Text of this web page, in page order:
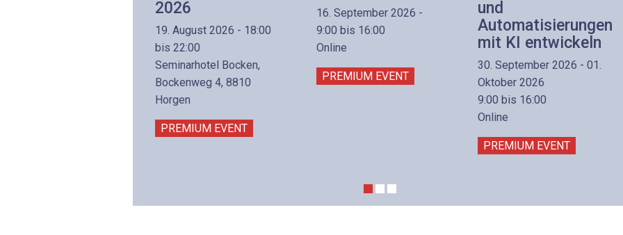
2026
19. August 2026 - 18:00
bis 22:00
Seminarhotel Bocken,
Bockenweg 4, 8810
Horgen
PREMIUM EVENT
16. September 2026 -
9:00 bis 16:00
Online
PREMIUM EVENT
und
Automatisierungen
mit KI entwickeln
30. September 2026 - 01.
Oktober 2026
9:00 bis 16:00
Online
PREMIUM EVENT